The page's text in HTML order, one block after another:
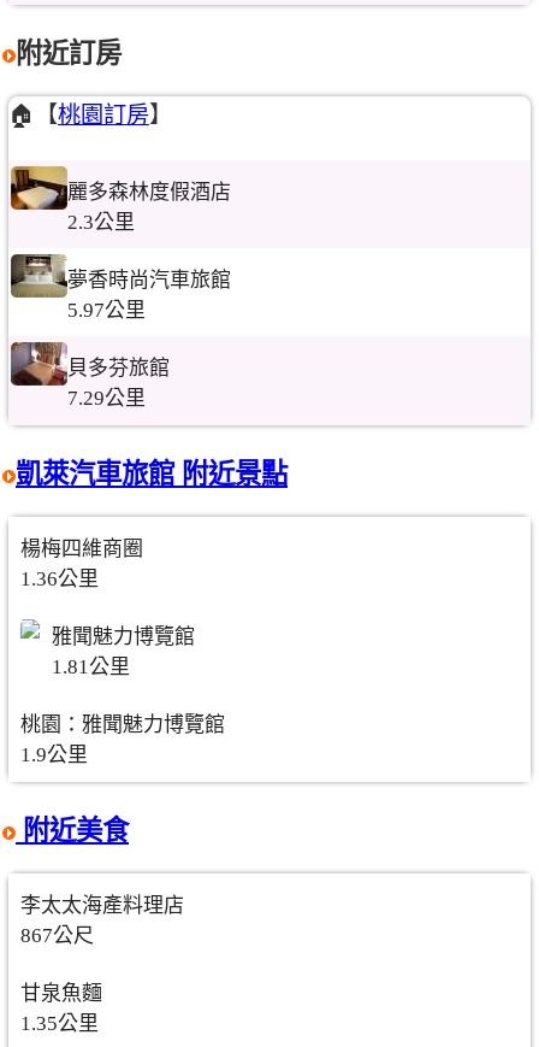
附近訂房
🏠【桃園訂房】
麗多森林度假酒店
2.3公里
夢香時尚汽車旅館
5.97公里
貝多芬旅館
7.29公里
凱萊汽車旅館 附近景點
楊梅四維商圈
1.36公里
雅聞魅力博覽館
1.81公里
桃園：雅聞魅力博覽館
1.9公里
附近美食
李太太海產料理店
867公尺
甘泉魚麵
1.35公里